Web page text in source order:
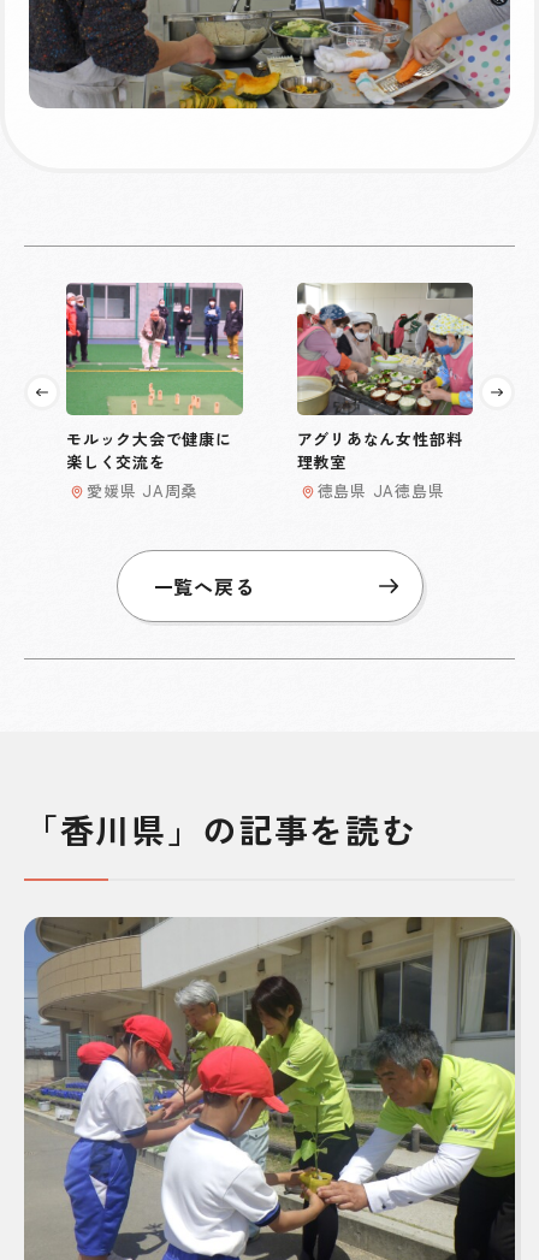
モルック大会で健康に
楽しく交流を
愛媛県 JA周桑
アグリあなん女性部料
理教室
徳島県 JA徳島県
一覧へ戻る
「香川県」の記事を読む